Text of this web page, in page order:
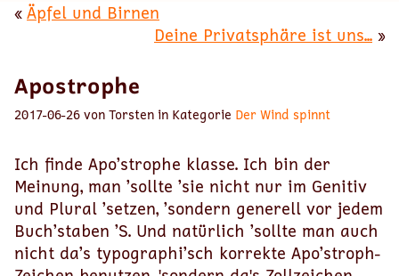
«Äpfel und Birnen
Deine Privatsphäre ist uns... »
Apostrophe
2017-06-26 von Torsten in Kategorie Der Wind spinnt
Ich finde Apo’strophe klasse. Ich bin der
Meinung, man ’sollte ’sie nicht nur im Genitiv
und Plural ’setzen, ’sondern generell vor jedem
Buch’staben ’S. Und natürlich ’sollte man auch
nicht da’s typographi’sch korrekte Apo’stroph-